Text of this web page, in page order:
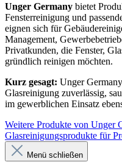
Unger Germany bietet
Fensterreinigung und
eignen sich für
Management,
Privatkunden, die Fenster,
gründlich reinigen möchten.
Kurz gesagt: Unger
Glasreinigung zuverlässig,
im gewerblichen Einsatz
Weitere Produkte von Unger
Glasreinigungsprodukte für
Menü schließen